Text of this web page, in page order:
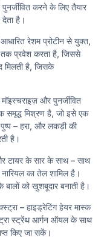
करने के लिए तैयार
है।
आधारित रेशम प्रोटीन से युक्त,
तक प्रवेश करता है, जिससे
है, जिसके
और पुनर्जीवित
समृद्ध मिश्रण है, जो इसे एक
– हरा, और लकड़ी की
है।
टायर के सार के साथ – साथ
का तेल शामिल है।
को खुशबूदार बनाती है।
– हाइड्रेटिंग हेयर मास्क
स्ट्रेंथ आर्गन ऑयल के साथ
किए जा सकें।